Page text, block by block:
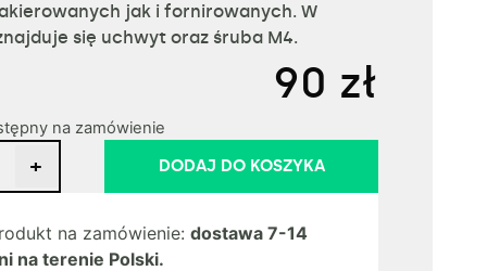
jak i fornirowanych. W
się uchwyt oraz śruba M4.
90 zł
na zamówienie
+ DODAJ DO KOSZYKA
na zamówienie:dostawa 7-14
na terenie Polski.